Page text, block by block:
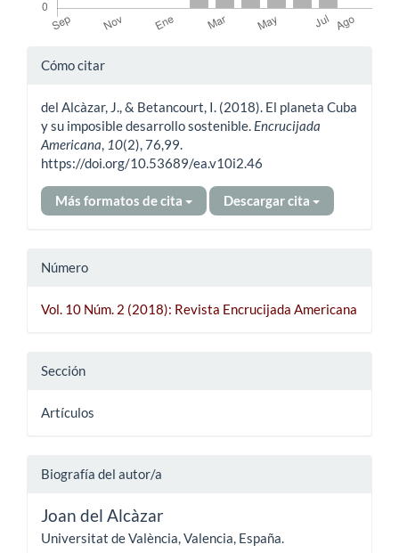
Detalles
artículo
Cómo citar
del Alcàzar, J., & Betancourt, I. (2018). El planeta Cuba
y su imposible desarrollo sostenible. Encrucijada
Americana, 10(2), 76,99.
https://doi.org/10.53689/ea.v10i2.46
Más formatos de cita Descargar cita
Número
Vol. 10 Núm. 2 (2018): Revista Encrucijada Americana
Sección
Artículos
Biografía del autor/a
Joan del Alcàzar
Universitat de València, Valencia, España.